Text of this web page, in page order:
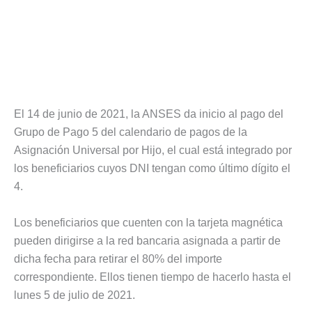
El 14 de junio de 2021, la ANSES da inicio al pago del
Grupo de Pago 5 del calendario de pagos de la
Asignación Universal por Hijo, el cual está integrado por
los beneficiarios cuyos DNI tengan como último dígito el
4.
Los beneficiarios que cuenten con la tarjeta magnética
pueden dirigirse a la red bancaria asignada a partir de
dicha fecha para retirar el 80% del importe
correspondiente. Ellos tienen tiempo de hacerlo hasta el
lunes 5 de julio de 2021.